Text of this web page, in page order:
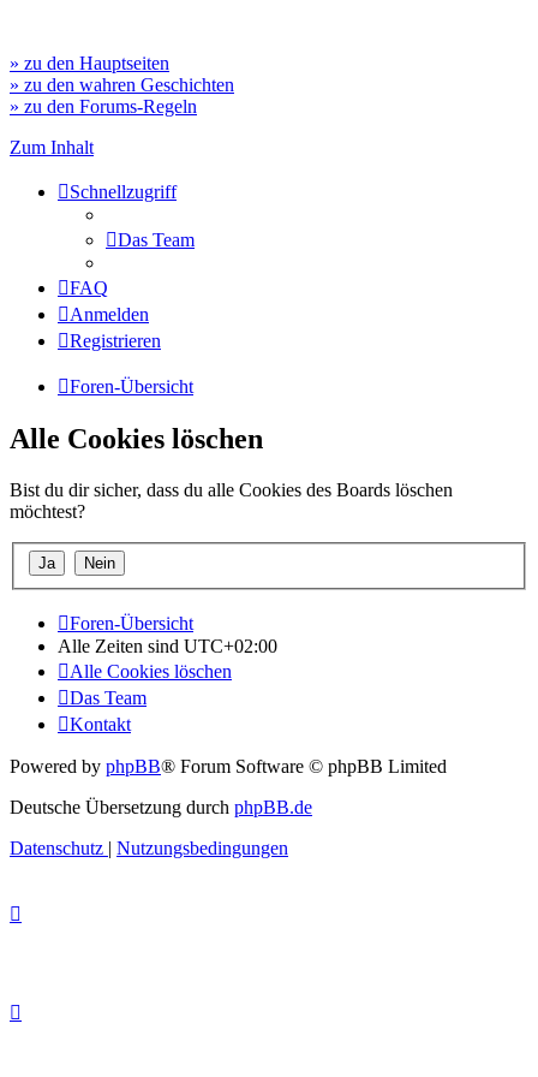
» zu den Hauptseiten
» zu den wahren Geschichten
» zu den Forums-Regeln
Zum Inhalt
Schnellzugriff
Das Team
FAQ
Anmelden
Registrieren
Foren-Übersicht
Alle Cookies löschen
Bist du dir sicher, dass du alle Cookies des Boards löschen
möchtest?
Foren-Übersicht
Alle Zeiten sind UTC+02:00
Alle Cookies löschen
Das Team
Kontakt
Powered by phpBB® Forum Software © phpBB Limited
Deutsche Übersetzung durch phpBB.de
Datenschutz | Nutzungsbedingungen